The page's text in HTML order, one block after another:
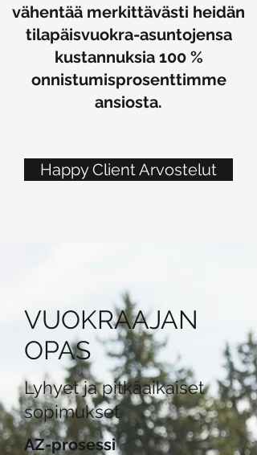
vähentää merkittävästi heidän
tilapäisvuokra-asuntojensa
kustannuksia 100 %
onnistumisprosenttimme
ansiosta.
Happy Client Arvostelut
VUOKRAAJAN
OPAS
Lyhyet ja pitkäaikaiset
sopimukset
AZ-prosessi